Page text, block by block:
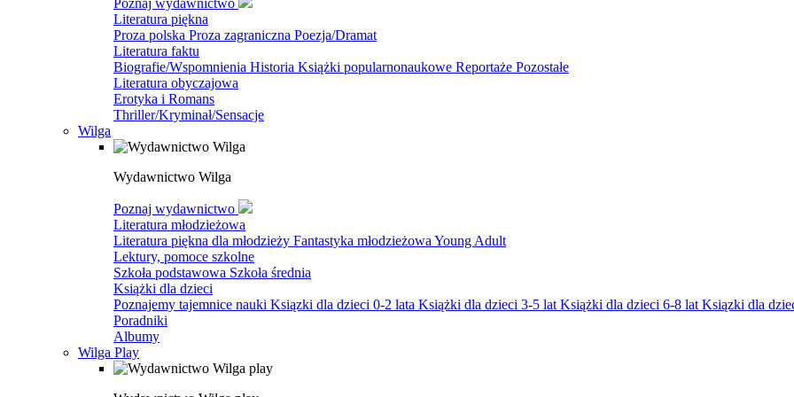
Poznaj wydawnictwo
Literatura piękna
Proza polska Proza zagraniczna Poezja/Dramat
Literatura faktu
Biografie/Wspomnienia Historia Książki popularnonaukowe Reportaże Pozostałe
Literatura obyczajowa
Erotyka i Romans
Thriller/Kryminał/Sensacje
Wilga
Wydawnictwo Wilga
Poznaj wydawnictwo
Literatura młodzieżowa
Literatura piękna dla młodzieży Fantastyka młodzieżowa Young Adult
Lektury, pomoce szkolne
Szkoła podstawowa Szkoła średnia
Książki dla dzieci
Poznajemy tajemnice nauki Ksiązki dla dzieci 0-2 lata Książki dla dzieci 3-5 lat Książki dla dzieci 6-8 lat Ksiązki dla
Poradniki
Albumy
Wilga Play